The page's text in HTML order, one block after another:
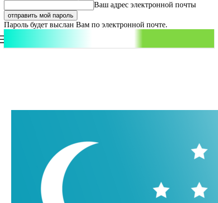
Ваш адрес электронной почты
Пароль будет выслан Вам по электронной почте.